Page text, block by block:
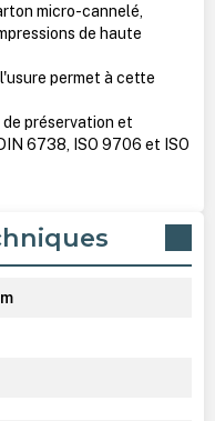
micro-cannelé,
de haute
permet à cette
préservation et
6738, ISO 9706 et ISO